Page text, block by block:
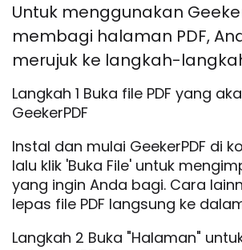
Untuk menggunakan
membagi halaman PDF,
merujuk ke langkah-
Langkah 1 Buka file PDF yang
GeekerPDF
Instal dan mulai GeekerPDF di
lalu klik 'Buka File' untuk
yang ingin Anda bagi. Cara
lepas file PDF langsung ke
Langkah 2 Buka "Halaman"